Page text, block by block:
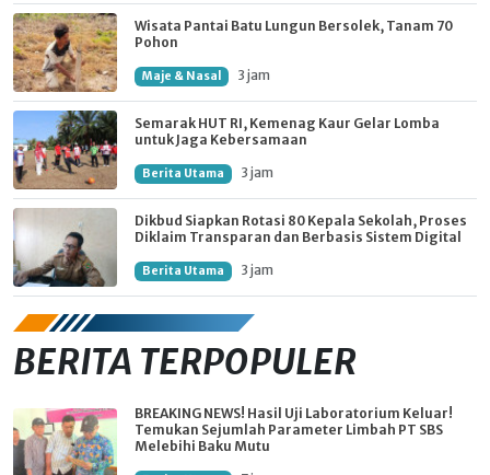
Wisata Pantai Batu Lungun Bersolek, Tanam 70
Pohon
Maje & Nasal 3 jam
Semarak HUT RI, Kemenag Kaur Gelar Lomba
untuk Jaga Kebersamaan
Berita Utama 3 jam
Dikbud Siapkan Rotasi 80 Kepala Sekolah, Proses
Diklaim Transparan dan Berbasis Sistem Digital
Berita Utama 3 jam
BERITA TERPOPULER
BREAKING NEWS! Hasil Uji Laboratorium Keluar!
Temukan Sejumlah Parameter Limbah PT SBS
Melebihi Baku Mutu